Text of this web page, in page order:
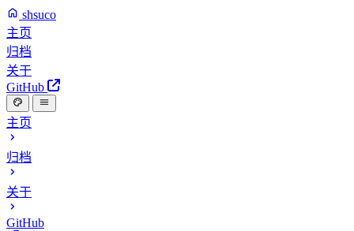
shsuco
主页
归档
关于
GitHub
主页
归档
关于
GitHub